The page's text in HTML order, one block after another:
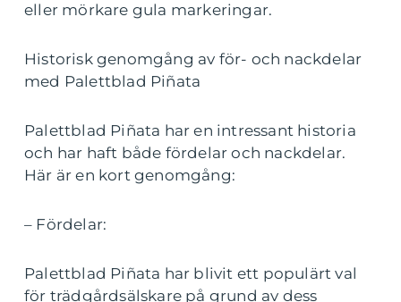
eller mörkare gula markeringar.
Historisk genomgång av för- och nackdelar
med Palettblad Piñata
Palettblad Piñata har en intressant historia
och har haft både fördelar och nackdelar.
Här är en kort genomgång:
– Fördelar:
Palettblad Piñata har blivit ett populärt val
för trädgårdsälskare på grund av dess